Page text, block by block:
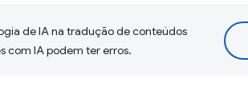
de IA na tradução de conteúdos
com IA podem ter erros.